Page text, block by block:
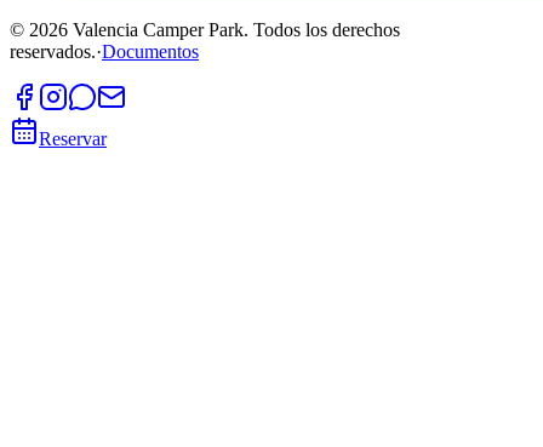
© 2026 Valencia Camper Park. Todos los derechos
reservados.·Documentos
Reservar